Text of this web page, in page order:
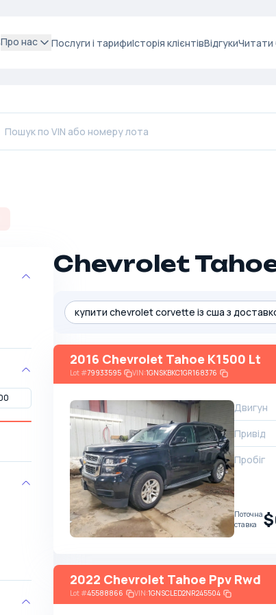
Про нас Послуги і тарифиІсторія клієнтівВідгукиЧитати
Chevrolet
купити chevrolet corvette із сша з
2016 Chevrolet Tahoe K1500 Lt
Lot#79933595 VIN:1GNSKBKC1GR168376
Двигун
Привід
Пробіг
Поточна
ставка
2022 Chevrolet Tahoe Ppv Rwd
Lot#45588866 VIN:1GNSCLED2NR245504